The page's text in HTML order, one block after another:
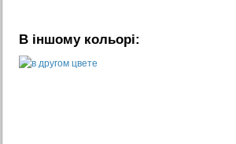
В іншому кольорі: